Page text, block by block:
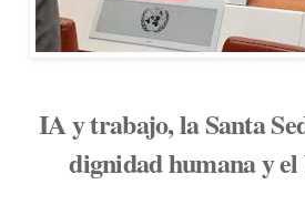
IA y trabajo, la Santa
dignidad humana y